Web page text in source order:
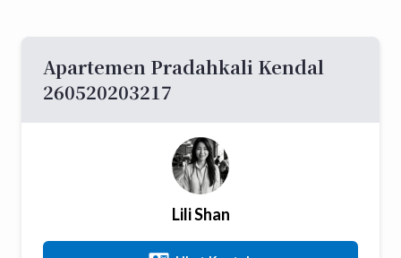
Apartemen Pradahkali Kendal
260520203217
Lili Shan